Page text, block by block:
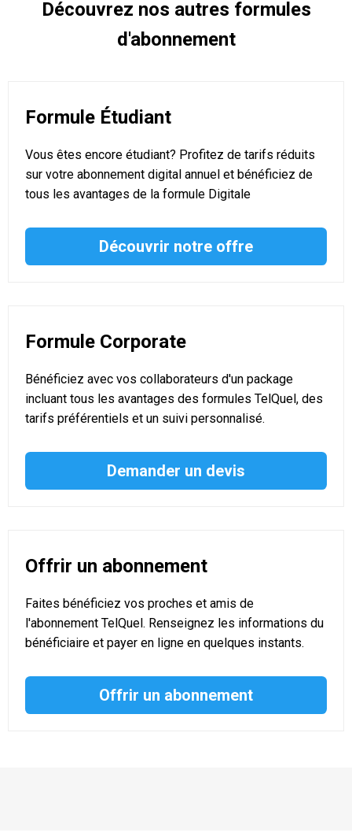
Découvrez nos autres formules
d'abonnement
Formule Étudiant
Vous êtes encore étudiant? Profitez de tarifs réduits
sur votre abonnement digital annuel et bénéficiez de
tous les avantages de la formule Digitale
Découvrir notre offre
Formule Corporate
Bénéficiez avec vos collaborateurs d'un package
incluant tous les avantages des formules TelQuel, des
tarifs préférentiels et un suivi personnalisé.
Demander un devis
Offrir un abonnement
Faites bénéficiez vos proches et amis de
l'abonnement TelQuel. Renseignez les informations du
bénéficiaire et payer en ligne en quelques instants.
Offrir un abonnement